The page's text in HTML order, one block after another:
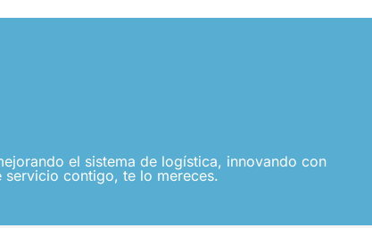
el sistema de logística, innovando con
servicio contigo, te lo mereces.